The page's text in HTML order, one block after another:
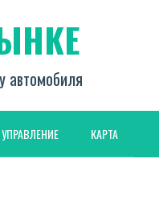
автомобиля
УПРАВЛЕНИЕ КАРТА